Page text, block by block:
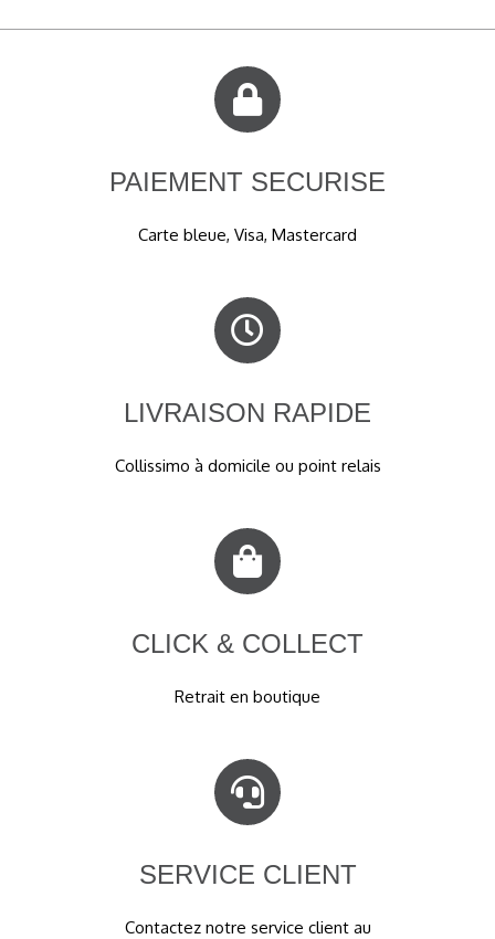
PAIEMENT SECURISE
Carte bleue, Visa, Mastercard
LIVRAISON RAPIDE
Collissimo à domicile ou point relais
CLICK & COLLECT
Retrait en boutique
SERVICE CLIENT
Contactez notre service client au